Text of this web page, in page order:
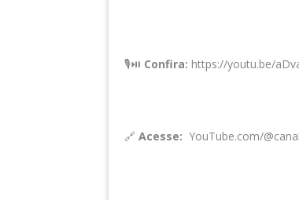
🎙⏯ Confira: https://youtu.be/
🔗 Acesse: YouTube.com/